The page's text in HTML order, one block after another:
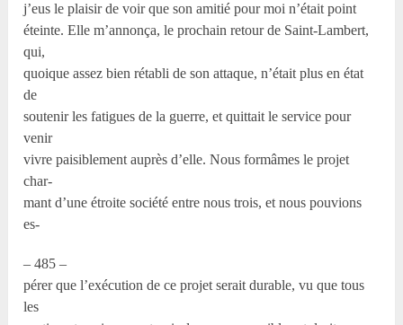
j’eus le plaisir de voir que son amitié pour moi n’était point
éteinte. Elle m’annonça, le prochain retour de Saint-Lambert,
qui,
quoique assez bien rétabli de son attaque, n’était plus en état
de
soutenir les fatigues de la guerre, et quittait le service pour
venir
vivre paisiblement auprès d’elle. Nous formâmes le projet
char-
mant d’une étroite société entre nous trois, et nous pouvions
es-
– 485 –
pérer que l’exécution de ce projet serait durable, vu que tous
les